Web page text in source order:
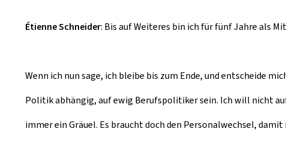
Étienne Schneider: Bis auf Weiteres bin ich für fünf Jahre als
Wenn ich nun sage, ich bleibe bis zum Ende, und entscheide
Politik abhängig, auf ewig Berufspolitiker sein. Ich will nicht
immer ein Gräuel. Es braucht doch den Personalwechsel,